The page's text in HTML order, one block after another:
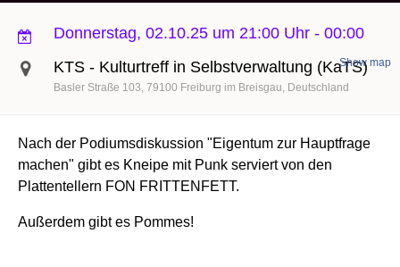
Donnerstag, 02.10.25 um 21:00 Uhr - 00:00
KTS - Kulturtreff in Selbstverwaltung (KaTS)
Basler Straße 103 79100 Freiburg im Breisgau Deutschland
Show map
Nach der Podiumsdiskussion "Eigentum zur Hauptfrage
machen" gibt es Kneipe mit Punk serviert von den
Plattentellern FON FRITTENFETT.
Außerdem gibt es Pommes!